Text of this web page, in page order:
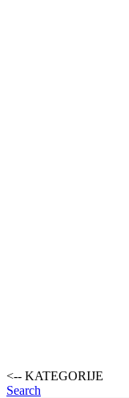
<-- KATEGORIJE
Search